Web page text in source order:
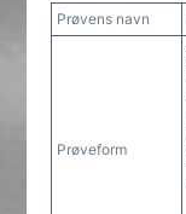
Prøvens navn
Prøveform